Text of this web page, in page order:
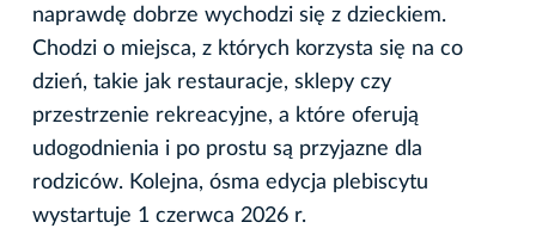
naprawdę dobrze wychodzi się z dzieckiem.
Chodzi o miejsca, z których korzysta się na co
dzień, takie jak restauracje, sklepy czy
przestrzenie rekreacyjne, a które oferują
udogodnienia i po prostu są przyjazne dla
rodziców. Kolejna, ósma edycja plebiscytu
wystartuje 1 czerwca 2026 r.